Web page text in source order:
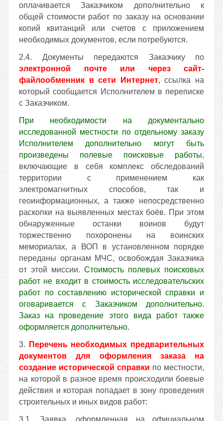
оплачивается Заказчиком дополнительно к
общей стоимости работ по заказу на основании
копий квитанций или счетов с приложением
необходимых документов, если потребуются.
2.4. Документы передаются Заказчику по
электронной почте или через сайт-
файлообменник в сети Интернет, ссылка на
который сообщается Исполнителем в переписке
с Заказчиком.
При необходимости на документально
исследованной местности по отдельному заказу
Исполнителем дополнительно могут быть
произведены полевые поисковые работы,
включающие в себя комплекс обследований
территории с применением как
электромагнитных способов, так и
геоинформационных, а также непосредственно
раскопки на выявленных местах боёв. При этом
обнаруженные останки воинов будут
торжественно похоронены на воинских
мемориалах, а ВОП в установленном порядке
переданы органам МЧС, освобождая Заказчика
от этой миссии. Стоимость полевых поисковых
работ не входит в стоимость исследовательских
работ по составлению исторической справки и
оговаривается с Заказчиком дополнительно.
Заказ на проведение этого вида работ также
оформляется дополнительно.
3.
Перечень необходимых предварительных
документов для оформления заказа на
создание исторической справки по местности,
на которой в разное время происходили боевые
действия и которая попадает в зону проведения
строительных и иных видов работ:
3.1. Заявка, оформленная на официальном